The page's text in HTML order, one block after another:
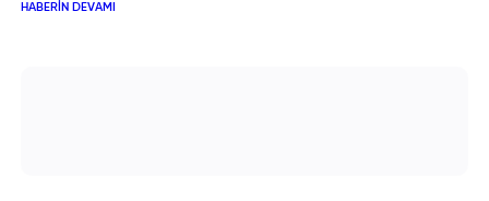
genelinde en çok tercih edilen ilk 3 model arasında yer
HABERIN DEVAMI